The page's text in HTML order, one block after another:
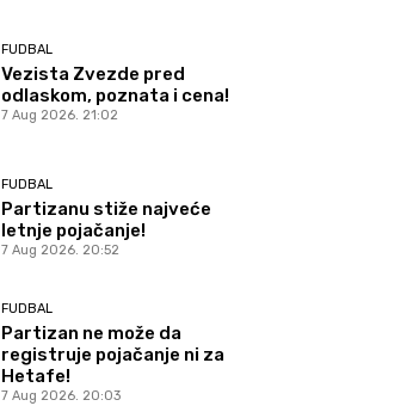
FUDBAL
Vezista Zvezde pred
odlaskom, poznata i cena!
7 Aug 2026. 21:02
FUDBAL
Partizanu stiže najveće
letnje pojačanje!
7 Aug 2026. 20:52
FUDBAL
Partizan ne može da
registruje pojačanje ni za
Hetafe!
7 Aug 2026. 20:03